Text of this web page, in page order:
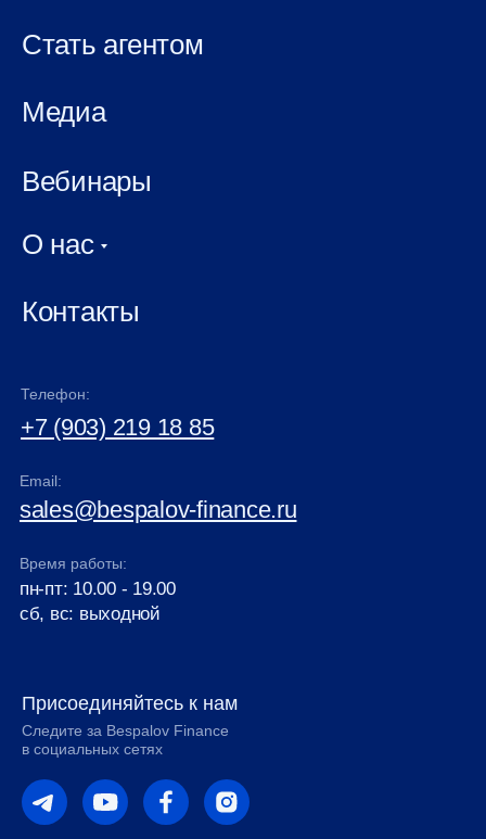
Контакты
+7 (903) 219 18 85
Вебинары
Медиа
О нас
Стать агентом
Следите за Bespalov Finance
в социальных сетях
Телефон:
Email:
sales@bespalov-finance.ru
пн-пт: 10.00 - 19.00
сб, вс: выходной
Время работы:
Присоединяйтесь к нам